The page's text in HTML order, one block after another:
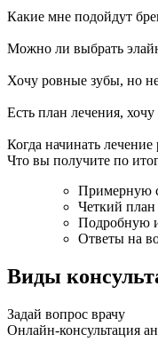
Какие мне подойдут
Можно ли выбрать
Хочу ровные зубы, но
Есть план лечения,
Когда начинать лечение
Что вы получите по
Примерную
Четкий
Подробную
Ответы на
Виды
Задай вопрос врачу
Онлайн-консультация